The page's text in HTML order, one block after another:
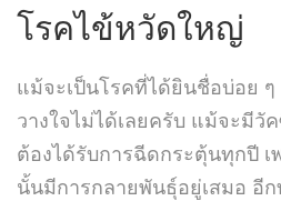
โรคไข้หวัดใหญ่
แม้จะเป็นโรคที่ได้ยินชื่อบ่อย
วางใจไม่ได้เลยครับ แม้จะมี
ต้องได้รับการฉีดกระตุ้นทุกปี
นั้นมีการกลายพันธุ์อยู่เสมอ อี